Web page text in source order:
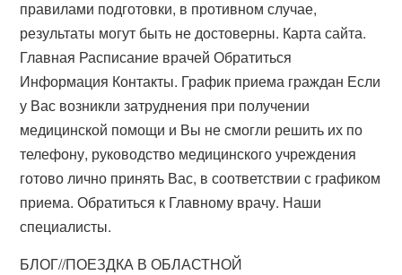
правилами подготовки, в противном случае,
результаты могут быть не достоверны. Карта сайта.
Главная Расписание врачей Обратиться
Информация Контакты. График приема граждан Если
у Вас возникли затруднения при получении
медицинской помощи и Вы не смогли решить их по
телефону, руководство медицинского учреждения
готово лично принять Вас, в соответствии с графиком
приема. Обратиться к Главному врачу. Наши
специалисты.
БЛОГ//ПОЕЗДКА В ОБЛАСТНОЙ